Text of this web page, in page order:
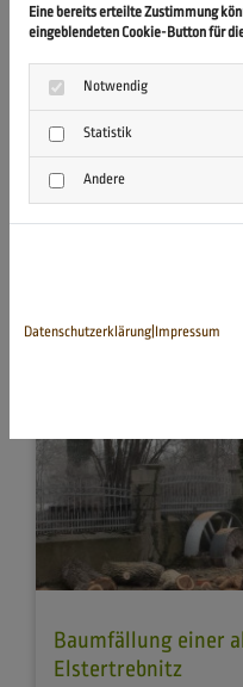
Kaserne in Leipzig!
31. Januar 2025
In den letzten beiden
gehabt den
Baumfällung einer
Elstertrebnitz
Eine bereits erteilte Zustimmung
eingeblendeten Cookie-Button für
Notwendig
Statistik
Andere
Datenschutzerklärung|Impressum